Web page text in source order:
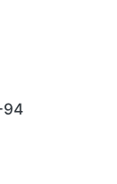
94